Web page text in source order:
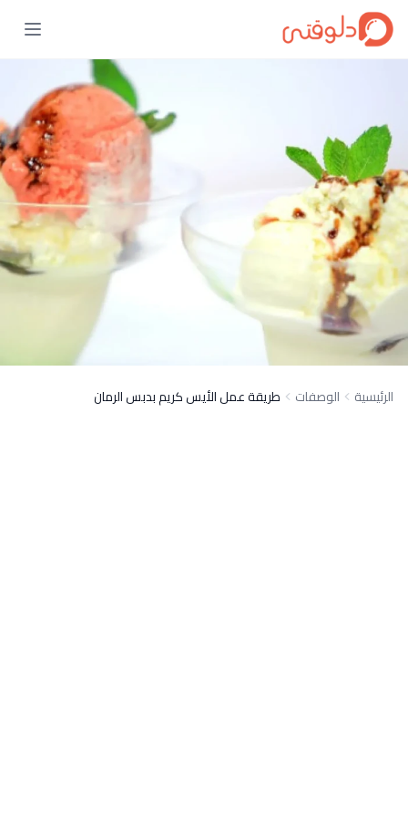
الرئيسية الوصفات طريقة عمل الأيس كريم بدبس الرمان